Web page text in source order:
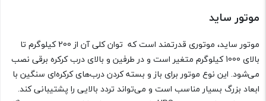
موتور ساید
موتور ساید، موتوری قدرتمند است که توان کلی آن از 200 کیلوگرم تا
بالای 1000 کیلوگرم متغیر است و در طرفین و بالای درب کرکره برقی نصب
می‌شود. این نوع موتور برای باز و بسته کردن درب‌های کرکره‌ای سنگین با
ابعاد بزرگ بسیار مناسب است و می‌تواند تردد بالایی را پشتیبانی کند.